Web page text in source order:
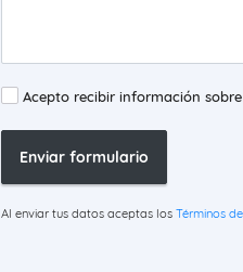
Acepto recibir información
Enviar formulario
Al enviar tus datos aceptas los Términos